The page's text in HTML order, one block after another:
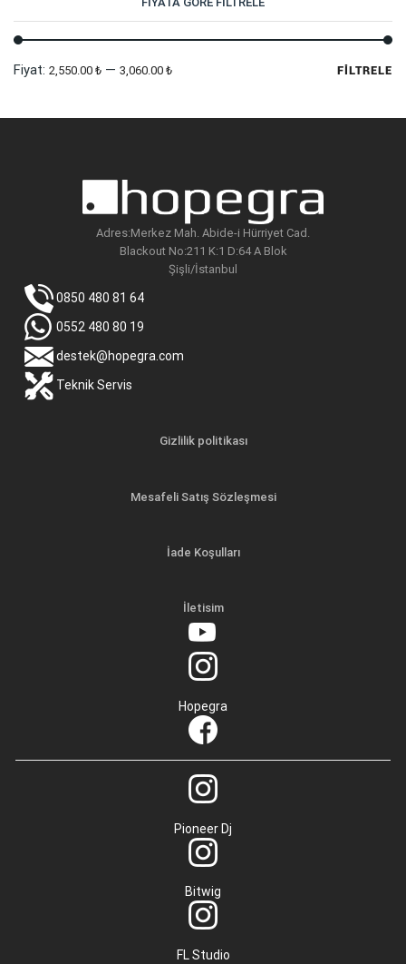
En
En
FILTRELE
Fiyat: 2,550.00 ₺ — 3,060.00 ₺
Adres:Merkez Mah. Abide-i Hürriyet Cad.
Blackout No:211 K:1 D:64 A Blok
Şişli/İstanbul
0850 480 81 64
0552 480 80 19
destek@hopegra.com
Teknik Servis
Gizlilik politikası
Mesafeli Satış Sözleşmesi
İade Koşulları
İletisim
Hopegra
Pioneer Dj
Bitwig
FL Studio